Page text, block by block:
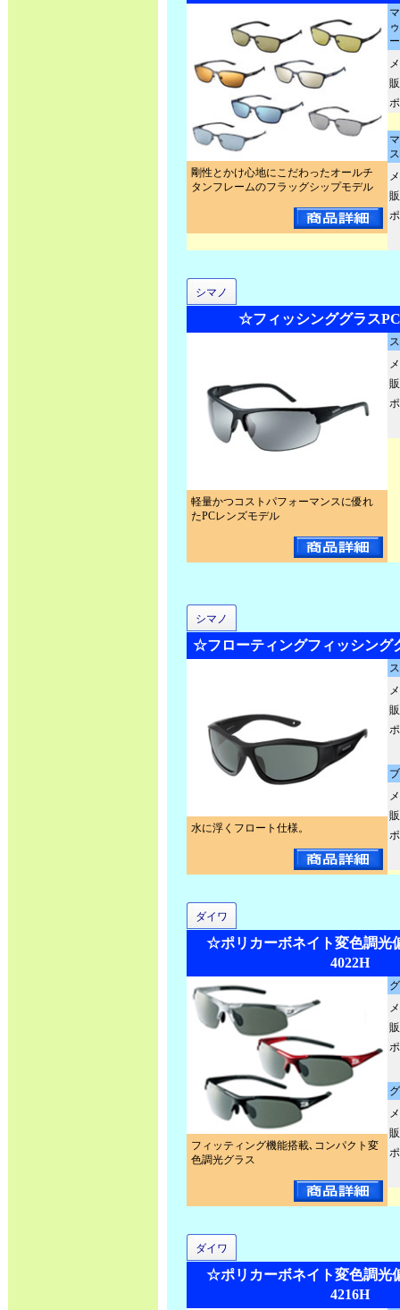
剛性とかけ心地にこだわったオールチ
タンフレームのフラッグシップモデル
ー
シマノ
☆フィッシンググラス
軽量かつコストパフォーマンスに優れ
たPCレンズモデル
シマノ
☆フローティングフィッシン
水に浮くフロート仕様。
ダイワ
☆ポリカーボネイト変色調光
4022H
フィッティング機能搭載､コンパクト変
色調光グラス
ダイワ
☆ポリカーボネイト変色調光
4216H